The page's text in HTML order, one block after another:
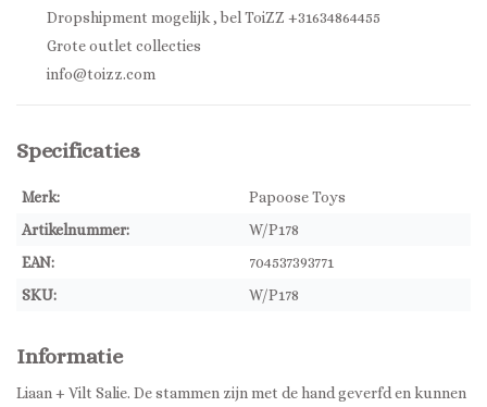
Dropshipment mogelijk , bel ToiZZ +31634864455
Grote outlet collecties
info@toizz.com
Specificaties
Merk:
Papoose Toys
Artikelnummer:
W/P178
EAN:
704537393771
SKU:
W/P178
Informatie
Liaan + Vilt Salie. De stammen zijn met de hand geverfd en kunnen